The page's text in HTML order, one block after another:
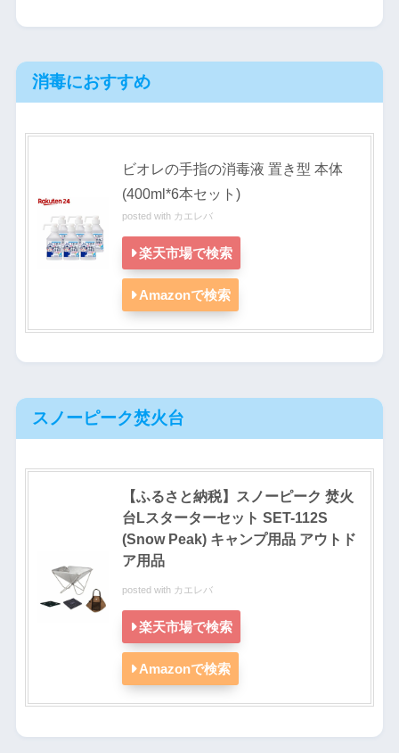
消毒におすすめ
ビオレの手指の消毒液 置き型 本体
(400ml*6本セット)
posted with カエレバ
楽天市場で検索
Amazonで検索
スノーピーク焚火台
【ふるさと納税】スノーピーク 焚火
台Lスターターセット SET-112S
(Snow Peak) キャンプ用品 アウトド
ア用品
posted with カエレバ
楽天市場で検索
Amazonで検索